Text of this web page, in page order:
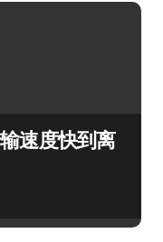
速度快到离